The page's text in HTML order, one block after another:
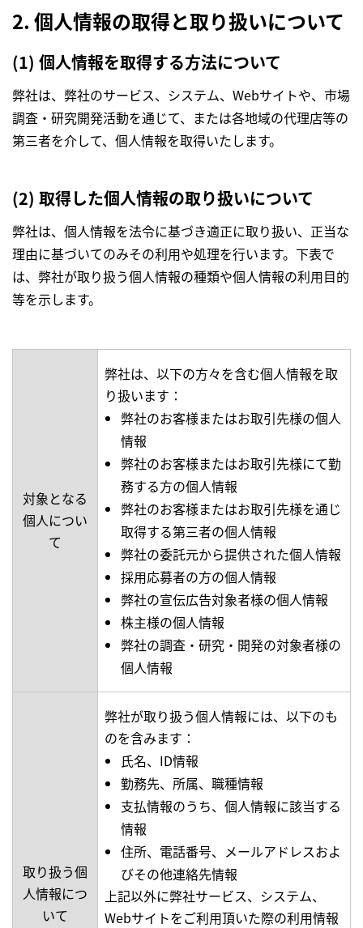
2. 個人情報の取得と取り扱いについて
(1) 個人情報を取得する方法について
弊社は、弊社のサービス、システム、Webサイトや、市場
調査・研究開発活動を通じて、または各地域の代理店等の
第三者を介して、個人情報を取得いたします。
(2) 取得した個人情報の取り扱いについて
弊社は、個人情報を法令に基づき適正に取り扱い、正当な
理由に基づいてのみその利用や処理を行います。下表で
は、弊社が取り扱う個人情報の種類や個人情報の利用目的
等を示します。
対象となる
個人につい
て
弊社は、以下の方々を含む個人情報を取
り扱います：
弊社のお客様またはお取引先様の個人
情報
弊社のお客様またはお取引先様にて勤
務する方の個人情報
弊社のお客様またはお取引先様を通じ
取得する第三者の個人情報
弊社の委託元から提供された個人情報
採用応募者の方の個人情報
弊社の宣伝広告対象者様の個人情報
株主様の個人情報
弊社の調査・研究・開発の対象者様の
個人情報
取り扱う個
人情報につ
いて
弊社が取り扱う個人情報には、以下のも
のを含みます：
氏名、ID情報
勤務先、所属、職種情報
支払情報のうち、個人情報に該当する
情報
住所、電話番号、メールアドレスおよ
びその他連絡先情報
上記以外に弊社サービス、システム、
Webサイトをご利用頂いた際の利用情報